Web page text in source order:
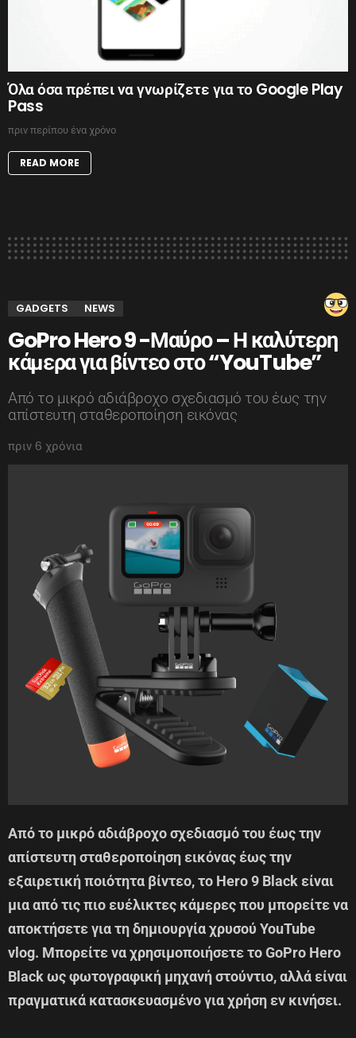
Όλα όσα πρέπει να γνωρίζετε για το Google Play
Pass
πριν περίπου ένα χρόνο
READ MORE
GADGETS NEWS
GoPro Hero 9 -Μαύρο – Η καλύτερη
κάμερα για βίντεο στο “YouTube”
Από το μικρό αδιάβροχο σχεδιασμό του έως την
απίστευτη σταθεροποίηση εικόνας
πριν 6 χρόνια
Από το μικρό αδιάβροχο σχεδιασμό του έως την
απίστευτη σταθεροποίηση εικόνας έως την
εξαιρετική ποιότητα βίντεο, το Hero 9 Black είναι
μια από τις πιο ευέλικτες κάμερες που μπορείτε να
αποκτήσετε για τη δημιουργία χρυσού YouTube
vlog. Μπορείτε να χρησιμοποιήσετε το GoPro Hero
Black ως φωτογραφική μηχανή στούντιο, αλλά είναι
πραγματικά κατασκευασμένο για χρήση εν κινήσει.